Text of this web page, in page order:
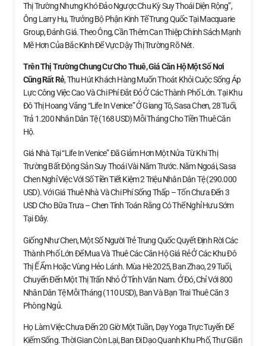
Thị Trường Nhưng Khó Đảo Ngược Chu Kỳ Suy Thoái Diện Rộng”,
Ông Larry Hu, Trưởng Bộ Phận Kinh Tế Trung Quốc Tại Macquarie
Group, Đánh Giá. Theo Ông, Cần Thêm Can Thiệp Chính Sách Mạnh
Mẽ Hơn Của Bắc Kinh Để Vực Dậy Thị Trường Rõ Nét.
Trên Thị Trường Chung Cư Cho Thuê, Giá Căn HộMột Số Nơi
Cũng Rất Rẻ, Thu Hút Khách Hàng Muốn Thoát Khỏi Cuộc Sống Áp
Lực Công Việc Cao Và Chi Phí Đắt Đỏ Ở Các Thành Phố Lớn. Tại Khu
Đô Thị Hoang Vắng “Life In Venice” Ở Giang Tô, Sasa Chen, 28 Tuổi,
Trả 1.200 Nhân Dân Tệ (168 USD) Mỗi Tháng Cho Tiền Thuê Căn
Hộ.
Giá Nhà Tại “Life In Venice” Đã Giảm Hơn Một Nửa Từ Khi Thị
Trường Bất Động Sản Suy Thoái Vài Năm Trước. Năm Ngoái, Sasa
Chen Nghỉ Việc Với Số Tiền Tiết Kiệm 2 Triệu Nhân Dân Tệ (290.000
USD). Với Giá Thuê Nhà Và Chi Phí Sống Thấp – Tốn Chưa Đến 3
USD Cho Bữa Trưa – Chen Tính Toán Rằng Có Thể Nghỉ Hưu Sớm
Tại Đây.
Giống Như Chen, Một Số Người Trẻ Trung Quốc Quyết Định Rời Các
Thành Phố Lớn Để Mua Và Thuê Các Căn Hộ Giá Rẻ Ở Các Khu Đô
Thị Ế Ẩm Hoặc Vùng Hẻo Lánh. Mùa Hè 2025, Ban Zhao, 29 Tuổi,
Chuyển Đến Một Thị Trấn Nhỏ Ở Tỉnh Vân Nam. Ở Đó, Chỉ Với 800
Nhân Dân Tệ Mỗi Tháng (110 USD), Ban Và Bạn Trai Thuê Căn 3
Phòng Ngủ.
Họ Làm Việc Chưa Đến 20 Giờ Một Tuần, Dạy Yoga Trực Tuyến Để
Kiếm Sống. Thời Gian Còn Lại, Ban Đi Dạo Quanh Khu Phố, Thư Giãn